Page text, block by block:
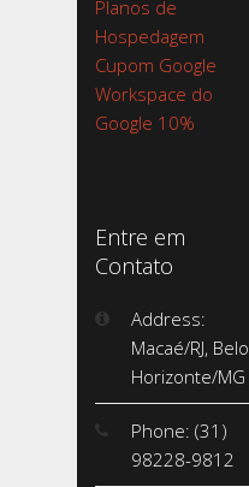
Planos de
Hospedagem
Cupom Google
Workspace do
Google 10%
Entre em
Contato
Address:
Macaé/RJ, Belo
Horizonte/MG
Phone: (31)
98228-9812